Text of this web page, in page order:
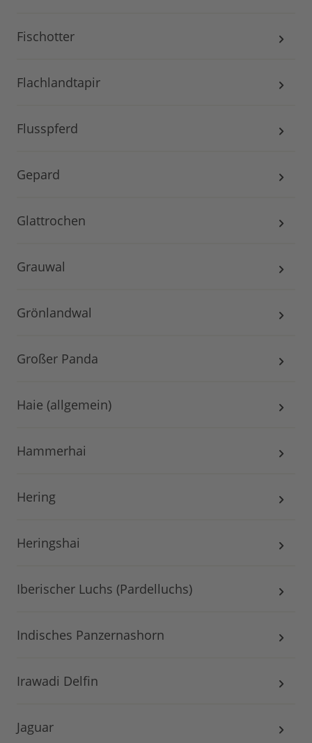
Fischotter
Flachlandtapir
Flusspferd
Gepard
Glattrochen
Grauwal
Grönlandwal
Großer Panda
Haie (allgemein)
Hammerhai
Hering
Heringshai
Iberischer Luchs (Pardelluchs)
Indisches Panzernashorn
Irawadi Delfin
Jaguar